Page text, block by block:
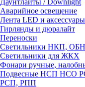
Даунтлайты / Downlight
Аварийное освещение
Лента LED и аксессуары
Гирлянды и дюралайт
Переноски
Светильники НКП, ОБН
Светильники для ЖКХ
Фонари ручные,
Подвесные НСП НСО
РСП, РПП